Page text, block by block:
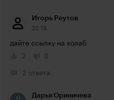
Игорь Реутов
22:18
дайте ссылку на колаб
2
0
2 ответа
Дарья Ориничева